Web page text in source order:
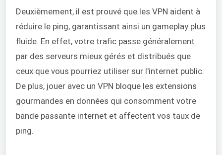
Deuxièmement, il est prouvé que les VPN aident à
réduire le ping, garantissant ainsi un gameplay plus
fluide. En effet, votre trafic passe généralement
par des serveurs mieux gérés et distribués que
ceux que vous pourriez utiliser sur l'internet public.
De plus, jouer avec un VPN bloque les extensions
gourmandes en données qui consomment votre
bande passante internet et affectent vos taux de
ping.